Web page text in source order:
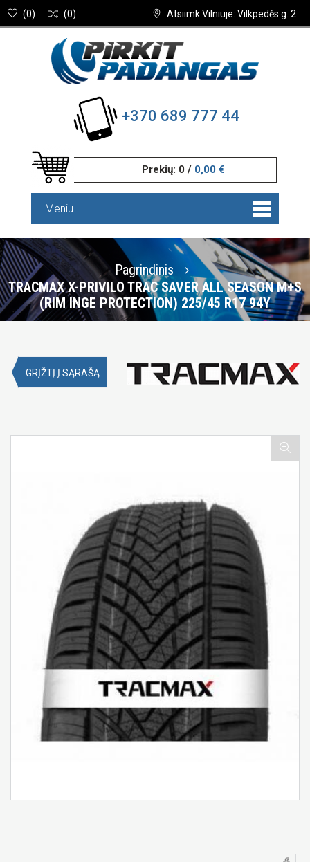
Atsiimk Vilniuje: Vilkpedės g. 2
(0) (0)
+370 689 777 44
Prekių: 0 / 0,00 €
Meniu
Pagrindinis
TRACMAX X-PRIVILO TRAC SAVER ALL SEASON M+S
(RIM INGE PROTECTION) 225/45 R17 94Y
GRĮŽTĮ Į SĄRAŠĄ